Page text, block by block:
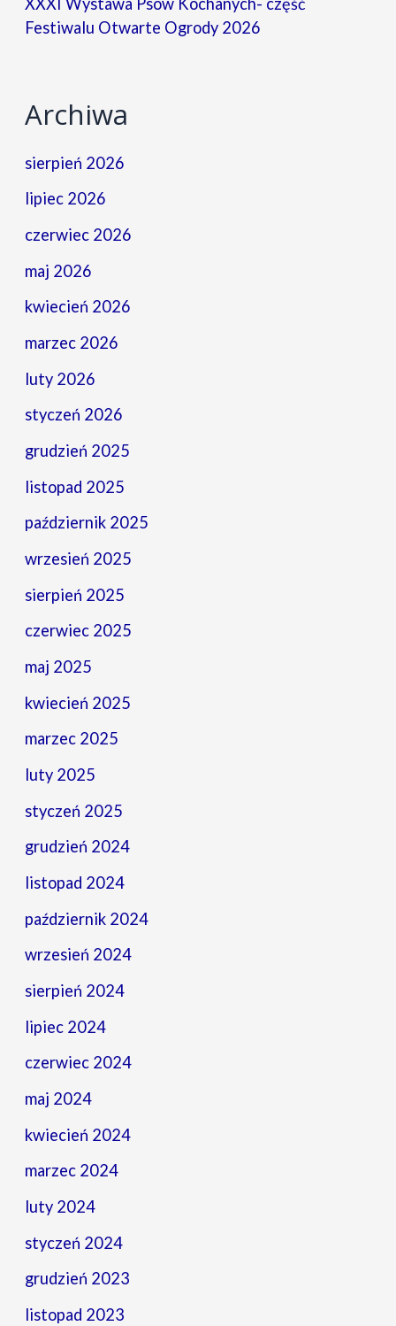
Festiwalu Otwarte Ogrody 2026
Archiwa
sierpień 2026
lipiec 2026
czerwiec 2026
maj 2026
kwiecień 2026
marzec 2026
luty 2026
styczeń 2026
grudzień 2025
listopad 2025
październik 2025
wrzesień 2025
sierpień 2025
czerwiec 2025
maj 2025
kwiecień 2025
marzec 2025
luty 2025
styczeń 2025
grudzień 2024
listopad 2024
październik 2024
wrzesień 2024
sierpień 2024
lipiec 2024
czerwiec 2024
maj 2024
kwiecień 2024
marzec 2024
luty 2024
styczeń 2024
grudzień 2023
listopad 2023